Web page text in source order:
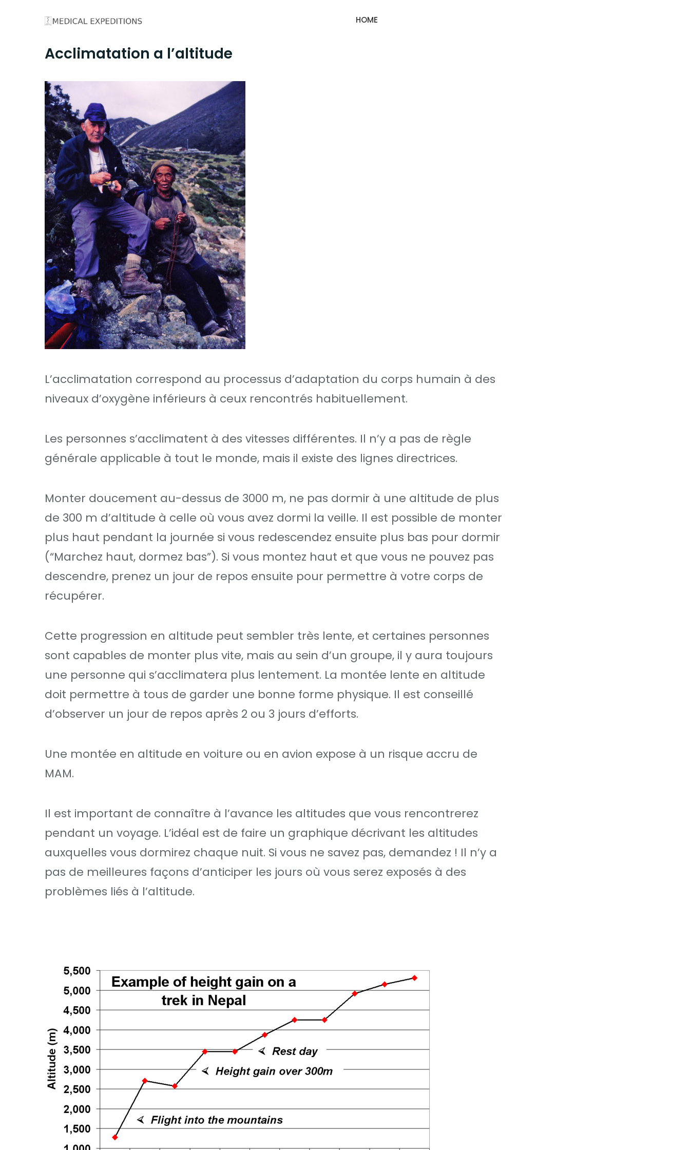
HOME
Acclimatation a l’altitude
L’acclimatation correspond au processus d’adaptation du corps humain à des
niveaux d’oxygène inférieurs à ceux rencontrés habituellement.
Les personnes s’acclimatent à des vitesses différentes. Il n’y a pas de règle
générale applicable à tout le monde, mais il existe des lignes directrices.
Monter doucement au-dessus de 3000 m, ne pas dormir à une altitude de plus
de 300 m d’altitude à celle où vous avez dormi la veille. Il est possible de monter
plus haut pendant la journée si vous redescendez ensuite plus bas pour dormir
(“Marchez haut, dormez bas”). Si vous montez haut et que vous ne pouvez pas
descendre, prenez un jour de repos ensuite pour permettre à votre corps de
récupérer.
Cette progression en altitude peut sembler très lente, et certaines personnes
sont capables de monter plus vite, mais au sein d’un groupe, il y aura toujours
une personne qui s’acclimatera plus lentement. La montée lente en altitude
doit permettre à tous de garder une bonne forme physique. Il est conseillé
d’observer un jour de repos après 2 ou 3 jours d’efforts.
Une montée en altitude en voiture ou en avion expose à un risque accru de
MAM.
Il est important de connaître à l’avance les altitudes que vous rencontrerez
pendant un voyage. L’idéal est de faire un graphique décrivant les altitudes
auxquelles vous dormirez chaque nuit. Si vous ne savez pas, demandez ! Il n’y a
pas de meilleures façons d’anticiper les jours où vous serez exposés à des
problèmes liés à l’altitude.